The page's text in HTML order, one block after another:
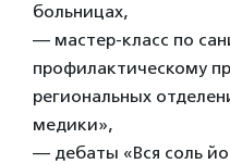
больницах,
— мастер-класс по
профилактическому
региональных
медики»,
— дебаты «Вся соль